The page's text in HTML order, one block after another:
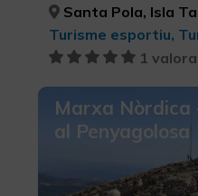
Santa Pola, Isla Tabarca,
1
Marxa Nòrdica
al Penyagolosa